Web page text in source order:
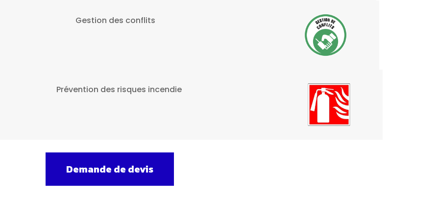
Gestion des conflits
Prévention des risques incendie
Demande de devis